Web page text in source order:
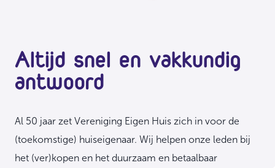
Altijd snel en vakkundig
antwoord
Al 50 jaar zet Vereniging Eigen Huis zich in voor de
(toekomstige) huiseigenaar. Wij helpen onze leden bij
het (ver)kopen en het duurzaam en betaalbaar